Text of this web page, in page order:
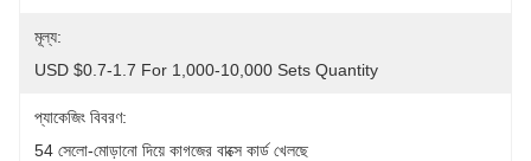
মূল্য:
USD $0.7-1.7 For 1,000-10,000 Sets Quantity
প্যাকেজিং বিবরণ:
54 সেলো-মোড়ানো দিয়ে কাগজের বাক্সে কার্ড খেলছে